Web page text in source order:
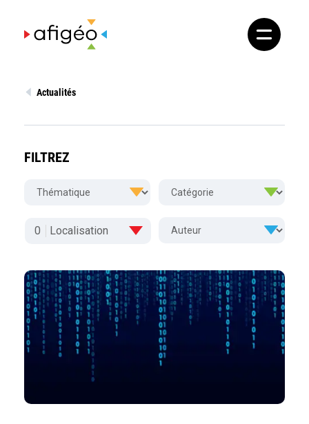
content
Actualités
FILTREZ
0 Localisation